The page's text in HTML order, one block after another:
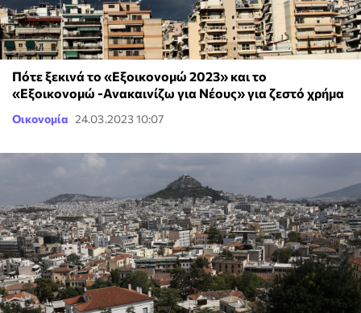
Πότε ξεκινά το «Εξοικονομώ 2023» και το
«Εξοικονομώ -Ανακαινίζω για Νέους» για ζεστό χρήμα
Οικονομία 24.03.2023 10:07